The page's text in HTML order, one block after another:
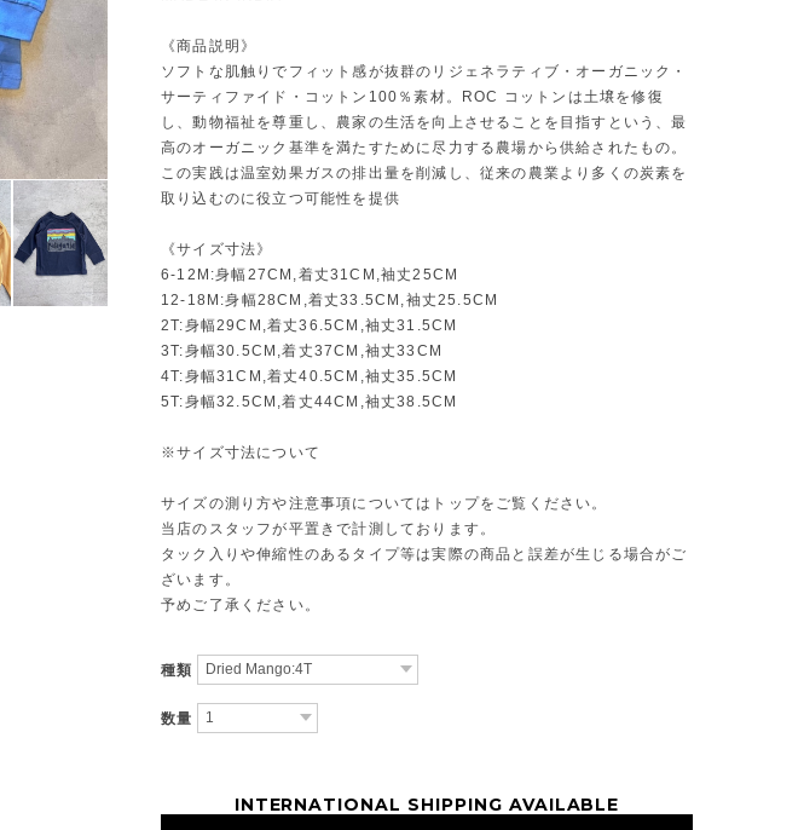
《商品説明》
ソフトな肌触りでフィット感が抜群のリジェネラティブ・オーガニック・
サーティファイド・コットン100％素材。ROC コットンは土壌を修復
し、動物福祉を尊重し、農家の生活を向上させることを目指すという、最
高のオーガニック基準を満たすために尽力する農場から供給されたもの。
この実践は温室効果ガスの排出量を削減し、従来の農業より多くの炭素を
取り込むのに役立つ可能性を提供
《サイズ寸法》
6-12M:身幅27CM,着丈31CM,袖丈25CM
12-18M:身幅28CM,着丈33.5CM,袖丈25.5CM
2T:身幅29CM,着丈36.5CM,袖丈31.5CM
3T:身幅30.5CM,着丈37CM,袖丈33CM
4T:身幅31CM,着丈40.5CM,袖丈35.5CM
5T:身幅32.5CM,着丈44CM,袖丈38.5CM
※サイズ寸法について
サイズの測り方や注意事項についてはトップをご覧ください。
当店のスタッフが平置きで計測しております。
タック入りや伸縮性のあるタイプ等は実際の商品と誤差が生じる場合がご
ざいます。
予めご了承ください。
種類
数量
INTERNATIONAL SHIPPING AVAILABLE